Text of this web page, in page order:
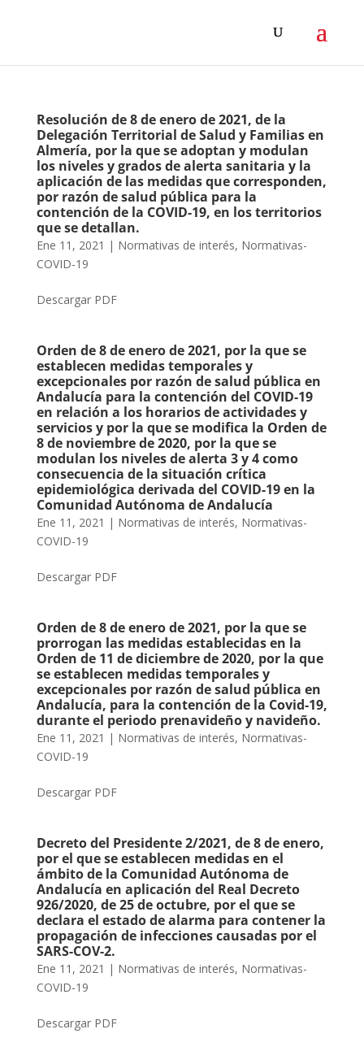
Resolución de 8 de enero de 2021, de la
Delegación Territorial de Salud y Familias en
Almería, por la que se adoptan y modulan
los niveles y grados de alerta sanitaria y la
aplicación de las medidas que corresponden,
por razón de salud pública para la
contención de la COVID-19, en los territorios
que se detallan.
Ene 11, 2021 | Normativas de interés, Normativas-
COVID-19
Descargar PDF
Orden de 8 de enero de 2021, por la que se
establecen medidas temporales y
excepcionales por razón de salud pública en
Andalucía para la contención del COVID-19
en relación a los horarios de actividades y
servicios y por la que se modifica la Orden de
8 de noviembre de 2020, por la que se
modulan los niveles de alerta 3 y 4 como
consecuencia de la situación crítica
epidemiológica derivada del COVID-19 en la
Comunidad Autónoma de Andalucía
Ene 11, 2021 | Normativas de interés, Normativas-
COVID-19
Descargar PDF
Orden de 8 de enero de 2021, por la que se
prorrogan las medidas establecidas en la
Orden de 11 de diciembre de 2020, por la que
se establecen medidas temporales y
excepcionales por razón de salud pública en
Andalucía, para la contención de la Covid-19,
durante el periodo prenavideño y navideño.
Ene 11, 2021 | Normativas de interés, Normativas-
COVID-19
Descargar PDF
Decreto del Presidente 2/2021, de 8 de enero,
por el que se establecen medidas en el
ámbito de la Comunidad Autónoma de
Andalucía en aplicación del Real Decreto
926/2020, de 25 de octubre, por el que se
declara el estado de alarma para contener la
propagación de infecciones causadas por el
SARS-COV-2.
Ene 11, 2021 | Normativas de interés, Normativas-
COVID-19
Descargar PDF